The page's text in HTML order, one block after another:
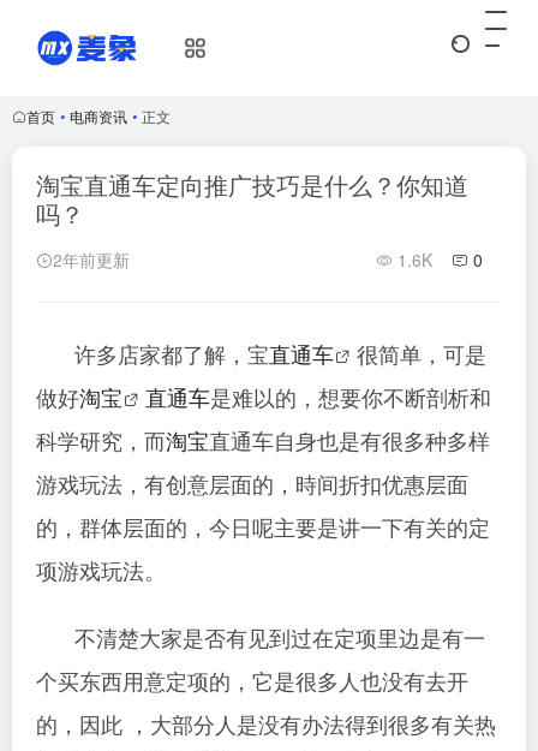
首页 • 电商资讯 • 正文
淘宝直通车定向推广技巧是什么？你知道
吗？
2年前更新 1.6K 0
许多店家都了解，宝直通车
很简单，可是
做好淘宝 直通车是难以的，想要你不断剖析和
科学研究，而淘宝直通车自身也是有很多种多样
游戏玩法，有创意层面的，時间折扣优惠层面
的，群体层面的，今日呢主要是讲一下有关的定
项游戏玩法。
不清楚大家是否有见到过在定项里边是有一
个买东西用意定项的，它是很多人也没有去开
的，因此 ，大部分人是没有办法得到很多有关热